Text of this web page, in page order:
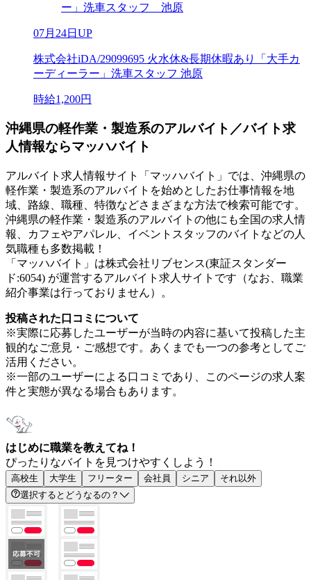
ー」洗車スタッフ 池原
07月24日UP
株式会社iDA/29099695 火水休&長期休暇あり「大手カ
ーディーラー」洗車スタッフ 池原
時給1,200円
沖縄県の軽作業・製造系のアルバイト／バイト求
人情報ならマッハバイト
アルバイト求人情報サイト「マッハバイト」では、沖縄県の
軽作業・製造系のアルバイトを始めとしたお仕事情報を地
域、路線、職種、特徴などさまざまな方法で検索可能です。
沖縄県の軽作業・製造系のアルバイトの他にも全国の求人情
報、カフェやアパレル、イベントスタッフのバイトなどの人
気職種も多数掲載！
「マッハバイト」は株式会社リブセンス(東証スタンダー
ド:6054) が運営するアルバイト求人サイトです（なお、職業
紹介事業は行っておりません）。
投稿された口コミについて
※実際に応募したユーザーが当時の内容に基いて投稿した主
観的なご意見・ご感想です。あくまでも一つの参考としてご
活用ください。
※一部のユーザーによる口コミであり、このページの求人案
件と実態が異なる場合もあります。
はじめに職業を教えてね！
ぴったりなバイトを見つけやすくしよう！
高校生 大学生 フリーター 会社員 シニア
それ以外
選択するとどうなるの？